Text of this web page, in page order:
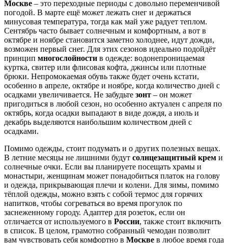
Москве – это переходные периоды с довольно переменчивой
погодой. В марте ещё может лежать снег и держаться
минусовая температура, тогда как май уже радует теплом.
Сентябрь часто бывает солнечным и комфортным, а вот в
октябре и ноябре становится заметно холоднее, идут дожди,
возможен первый снег. Для этих сезонов идеально подойдёт
принцип многослойности в одежде: водонепроницаемая
куртка, свитер или флисовая кофта, джинсы или плотные
брюки. Непромокаемая обувь также будет очень кстати,
особенно в апреле, октябре и ноябре, когда количество дней с
осадками увеличивается. Не забудьте зонт – он может
пригодиться в любой сезон, но особенно актуален с апреля по
октябрь, когда осадки выпадают в виде дождя, а июль и
декабрь выделяются наибольшим количеством дней с
осадками.
Помимо одежды, стоит подумать и о других полезных вещах.
В летние месяцы не лишними будут солнцезащитный крем и
солнечные очки. Если вы планируете посещать храмы и
монастыри, женщинам может понадобиться платок на голову
и одежда, прикрывающая плечи и колени. Для зимы, помимо
тёплой одежды, можно взять с собой термос для горячих
напитков, чтобы согреваться во время прогулок по
заснеженному городу. Адаптер для розеток, если он
отличается от используемого в России, также стоит включить
в список. В целом, грамотно собранный чемодан позволит
вам чувствовать себя комфортно в Москве в любое время года